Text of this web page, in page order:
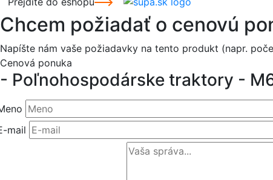
Chcem požiadať o cenovú
Napíšte nám vaše požiadavky na tento produkt (napr.
Cenová ponuka
- Poľnohospodárske traktory -
mail